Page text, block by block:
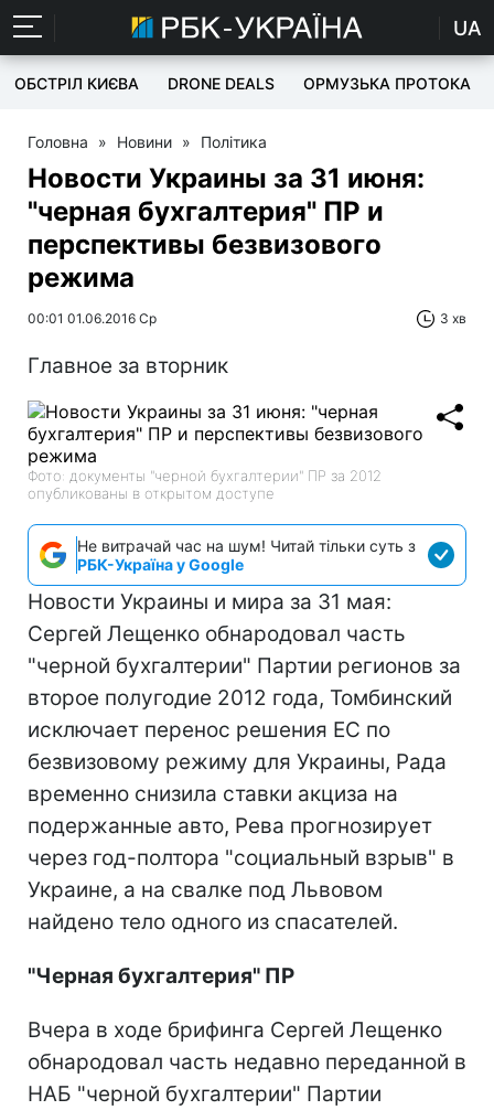
UA
ОБСТРІЛ КИЄВА DRONE DEALS ОРМУЗЬКА ПРОТОКА
Головна » Новини » Політика
Новости Украины за 31 июня:
"черная бухгалтерия" ПР и
перспективы безвизового
режима
00:01 01.06.2016 Ср 3 хв
Главное за вторник
Фото: документы "черной бухгалтерии" ПР за 2012
опубликованы в открытом доступе
Не витрачай час на шум! Читай тільки суть з
РБК-Україна у Google
Новости Украины и мира за 31 мая:
Сергей Лещенко обнародовал часть
"черной бухгалтерии" Партии регионов за
второе полугодие 2012 года, Томбинский
исключает перенос решения ЕС по
безвизовому режиму для Украины, Рада
временно снизила ставки акциза на
подержанные авто, Рева прогнозирует
через год-полтора "социальный взрыв" в
Украине, а на свалке под Львовом
найдено тело одного из спасателей.
"Черная бухгалтерия" ПР
Вчера в ходе брифинга Сергей Лещенко
обнародовал часть недавно переданной в
НАБ "черной бухгалтерии" Партии